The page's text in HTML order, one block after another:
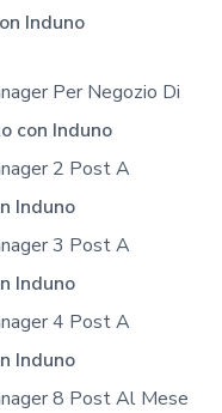
Induno
Per Negozio Di
con Induno
2 Post A
Induno
3 Post A
Induno
4 Post A
Induno
8 Post Al Mese